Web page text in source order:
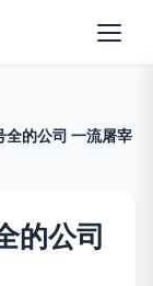
全的公司 一流屠宰
的公司